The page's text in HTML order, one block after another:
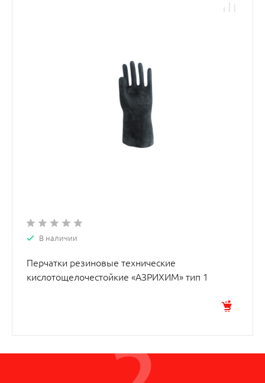
В наличии
Перчатки резиновые технические
кислотощелочестойкие «АЗРИХИМ» тип 1